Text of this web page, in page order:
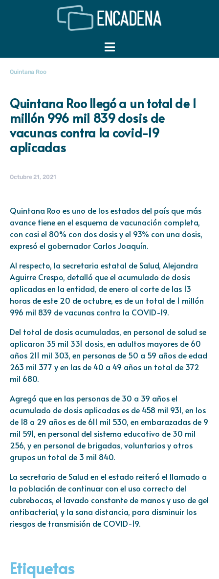
Quintana Roo
Quintana Roo llegó a un total de 1
millón 996 mil 839 dosis de
vacunas contra la covid-19
aplicadas
Octubre 21, 2021
Quintana Roo es uno de los estados del país que más
avance tiene en el esquema de vacunación completa,
con casi el 80% con dos dosis y el 93% con una dosis,
expresó el gobernador Carlos Joaquín.
Al respecto, la secretaria estatal de Salud, Alejandra
Aguirre Crespo, detalló que el acumulado de dosis
aplicadas en la entidad, de enero al corte de las 13
horas de este 20 de octubre, es de un total de 1 millón
996 mil 839 de vacunas contra la COVID-19.
Del total de dosis acumuladas, en personal de salud se
aplicaron 35 mil 331 dosis, en adultos mayores de 60
años 211 mil 303, en personas de 50 a 59 años de edad
263 mil 377 y en las de 40 a 49 años un total de 372
mil 680.
Agregó que en las personas de 30 a 39 años el
acumulado de dosis aplicadas es de 458 mil 931, en los
de 18 a 29 años es de 611 mil 530, en embarazadas de 9
mil 591, en personal del sistema educativo de 30 mil
256, y en personal de brigadas, voluntarios y otros
grupos un total de 3 mil 840.
La secretaria de Salud en el estado reiteró el llamado a
la población de continuar con el uso correcto del
cubrebocas, el lavado constante de manos y uso de gel
antibacterial, y la sana distancia, para disminuir los
riesgos de transmisión de COVID-19.
Etiquetas